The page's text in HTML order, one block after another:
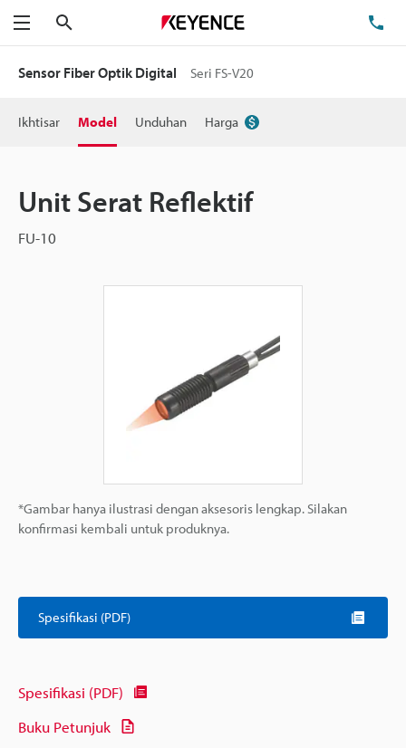
Menu
Sensor Fiber Optik Digital Seri FS-V20
Ikhtisar Model Unduhan Harga
Unit Serat Reflektif
FU-10
*Gambar hanya ilustrasi dengan aksesoris lengkap. Silakan
konfirmasi kembali untuk produknya.
Spesifikasi (PDF)
Spesifikasi (PDF)
Buku Petunjuk